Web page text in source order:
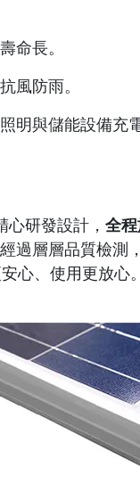
命長。
風防雨。
明與儲能設備充電
心研發設計， 全
過層層品質檢測
心、使用更放心。